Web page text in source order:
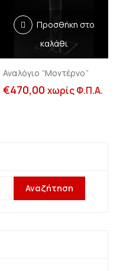
Προσθήκη στο
καλάθι
Αναλόγιο “Μοντέρνο”
€470,00 χωρίς Φ.Π.Α.
Αναζήτηση